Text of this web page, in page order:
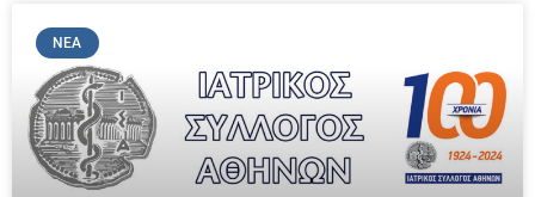
ΝΈΑ